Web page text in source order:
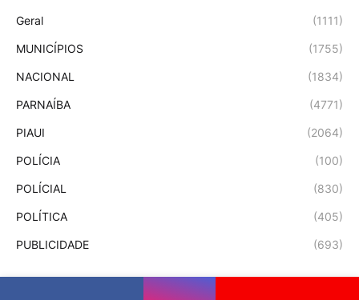
Geral (1111)
MUNICÍPIOS (1755)
NACIONAL (1834)
PARNAÍBA (4771)
PIAUI (2064)
POLÍCIA (100)
POLÍCIAL (830)
POLÍTICA (405)
PUBLICIDADE (693)